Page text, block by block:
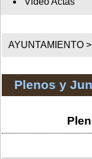
AYUNTAMIENTO >
Plenos y